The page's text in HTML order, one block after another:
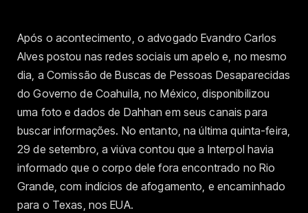
Após o acontecimento, o advogado Evandro Carlos
Alves postou nas redes sociais um apelo e, no mesmo
dia, a Comissão de Buscas de Pessoas Desaparecidas
do Governo de Coahuila, no México, disponibilizou
uma foto e dados de Dahhan em seus canais para
buscar informações. No entanto, na última quinta-feira,
29 de setembro, a viúva contou que a Interpol havia
informado que o corpo dele fora encontrado no Rio
Grande, com indícios de afogamento, e encaminhado
para o Texas, nos EUA.